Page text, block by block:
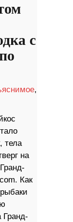
с
,
тела
на
Как
Гранд-